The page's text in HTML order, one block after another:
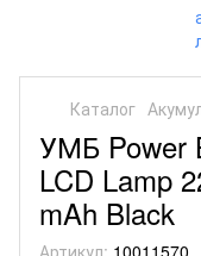
Каталог
УМБ Power
LCD Lamp
mAh Black
Артикул: 10011570